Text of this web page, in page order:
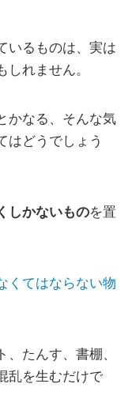
いるものは、実は
れません。
かなる、そんな気
はどうでしょう
しかないものを置
くてはならない物
たんす、書棚、
乱を生むだけで